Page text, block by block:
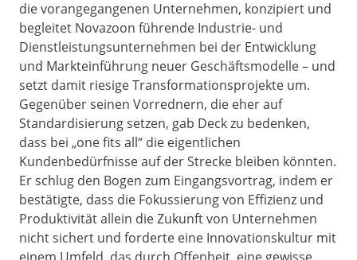
die vorangegangenen Unternehmen, konzipiert und
begleitet Novazoon führende Industrie- und
Dienstleistungsunternehmen bei der Entwicklung
und Markteinführung neuer Geschäftsmodelle – und
setzt damit riesige Transformationsprojekte um.
Gegenüber seinen Vorrednern, die eher auf
Standardisierung setzen, gab Deck zu bedenken,
dass bei „one fits all“ die eigentlichen
Kundenbedürfnisse auf der Strecke bleiben könnten.
Er schlug den Bogen zum Eingangsvortrag, indem er
bestätigte, dass die Fokussierung von Effizienz und
Produktivität allein die Zukunft von Unternehmen
nicht sichert und forderte eine Innovationskultur mit